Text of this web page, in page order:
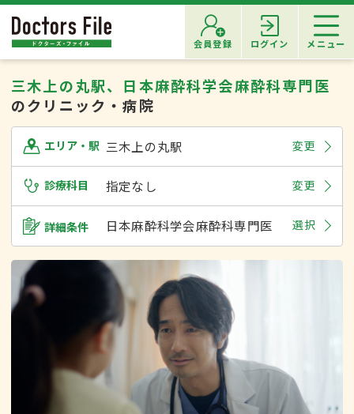
会員登録 ログイン メニュー
三木上の丸駅、日本麻酔科学会麻酔科専門医
のクリニック・病院
エリア・駅 三木上の丸駅 変更
診療科目 指定なし 変更
詳細条件 日本麻酔科学会麻酔科専門医 選択